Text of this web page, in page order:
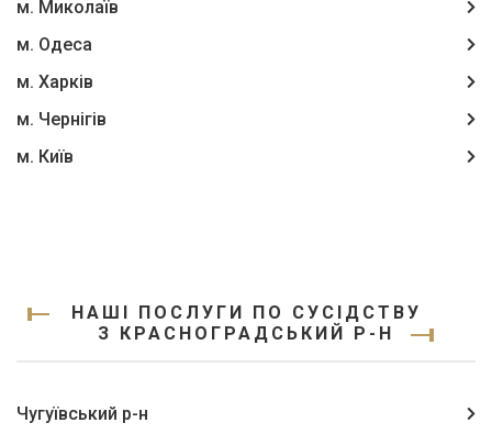
м. Миколаїв
м. Одеса
м. Харків
м. Чернігів
м. Київ
НАШІ ПОСЛУГИ ПО СУСІДСТВУ
З КРАСНОГРАДСЬКИЙ Р-Н
Чугуївський р-н